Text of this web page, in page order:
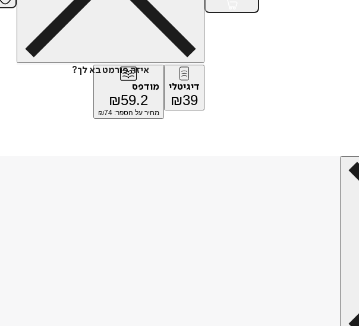
איזה פורמט בא לך?
דיגיטלי
₪39
מודפס
₪59.2
מחיר על הספר: ₪74